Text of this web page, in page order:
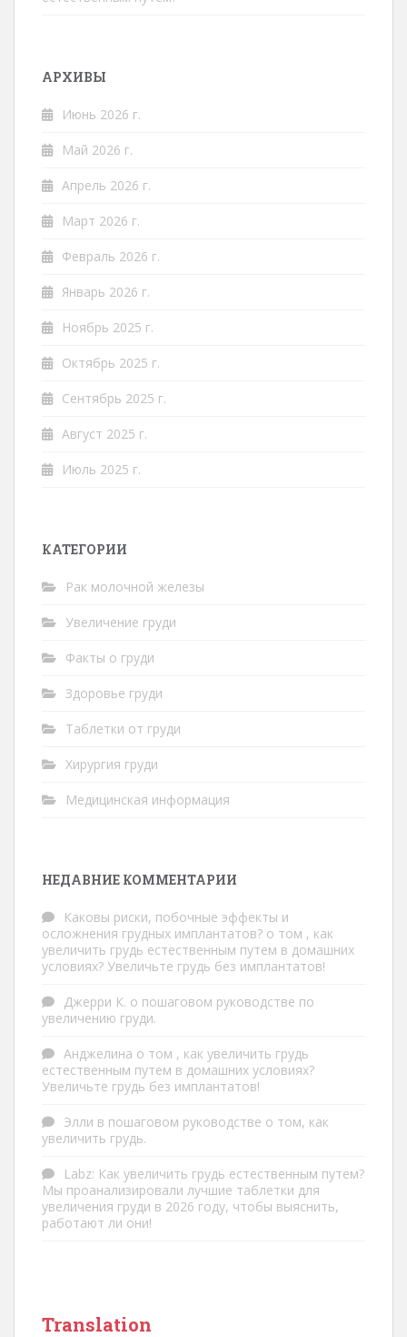
АРХИВЫ
Июнь 2026 г.
Май 2026 г.
Апрель 2026 г.
Март 2026 г.
Февраль 2026 г.
Январь 2026 г.
Ноябрь 2025 г.
Октябрь 2025 г.
Сентябрь 2025 г.
Август 2025 г.
Июль 2025 г.
КАТЕГОРИИ
Рак молочной железы
Увеличение груди
Факты о груди
Здоровье груди
Таблетки от груди
Хирургия груди
Медицинская информация
НЕДАВНИЕ КОММЕНТАРИИ
Каковы риски, побочные эффекты и
осложнения грудных имплантатов? о том , как
увеличить грудь естественным путем в домашних
условиях? Увеличьте грудь без имплантатов!
Джерри К. о пошаговом руководстве по
увеличению груди.
Анджелина о том , как увеличить грудь
естественным путем в домашних условиях?
Увеличьте грудь без имплантатов!
Элли в пошаговом руководстве о том, как
увеличить грудь.
Labz: Как увеличить грудь естественным путем?
Мы проанализировали лучшие таблетки для
увеличения груди в 2026 году, чтобы выяснить,
работают ли они!
Translation